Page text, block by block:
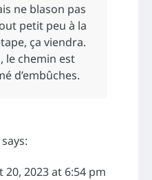
ne blason pas
petit peu à la
ça viendra.
le chemin est
d’embûches.
says:
20, 2023 at 6:54 pm